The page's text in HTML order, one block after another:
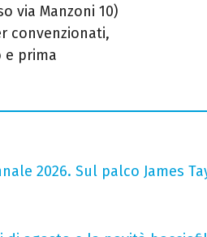
via Manzoni 10)
convenzionati,
e prima
2026. Sul palco James